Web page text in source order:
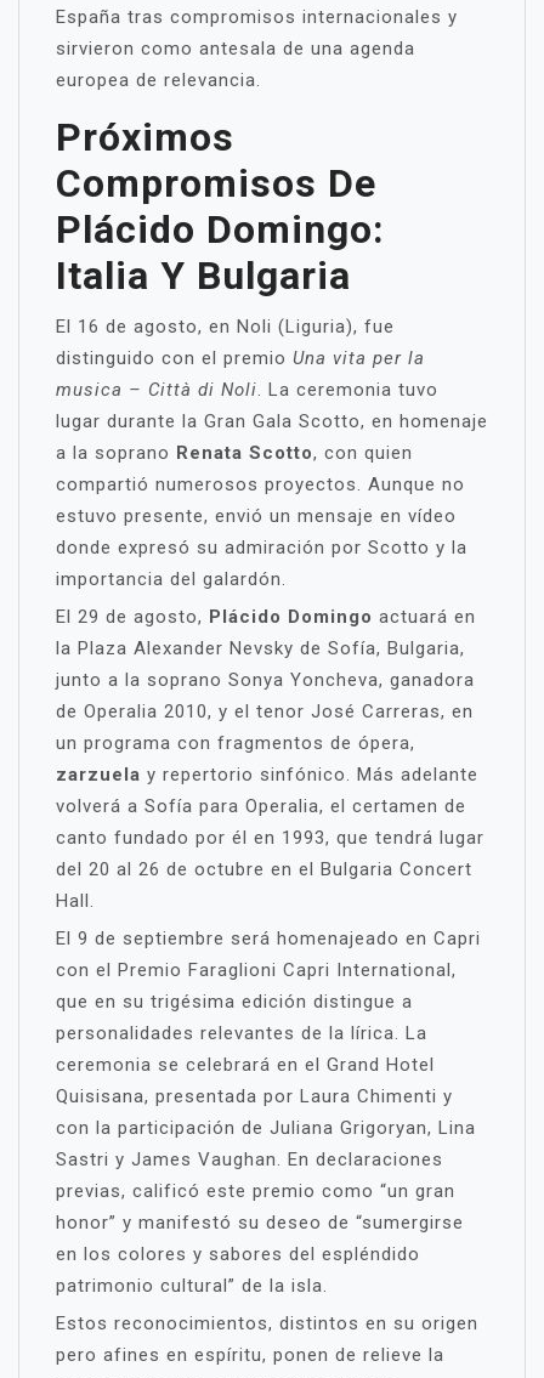
España tras compromisos internacionales y
sirvieron como antesala de una agenda
europea de relevancia.
Próximos
Compromisos De
Plácido Domingo:
Italia Y Bulgaria
El 16 de agosto, en Noli (Liguria), fue
distinguido con el premio Una vita per la
musica – Città di Noli. La ceremonia tuvo
lugar durante la Gran Gala Scotto, en homenaje
a la soprano Renata Scotto, con quien
compartió numerosos proyectos. Aunque no
estuvo presente, envió un mensaje en vídeo
donde expresó su admiración por Scotto y la
importancia del galardón.
El 29 de agosto, Plácido Domingo actuará en
la Plaza Alexander Nevsky de Sofía, Bulgaria,
junto a la soprano Sonya Yoncheva, ganadora
de Operalia 2010, y el tenor José Carreras, en
un programa con fragmentos de ópera,
zarzuela y repertorio sinfónico. Más adelante
volverá a Sofía para Operalia, el certamen de
canto fundado por él en 1993, que tendrá lugar
del 20 al 26 de octubre en el Bulgaria Concert
Hall.
El 9 de septiembre será homenajeado en Capri
con el Premio Faraglioni Capri International,
que en su trigésima edición distingue a
personalidades relevantes de la lírica. La
ceremonia se celebrará en el Grand Hotel
Quisisana, presentada por Laura Chimenti y
con la participación de Juliana Grigoryan, Lina
Sastri y James Vaughan. En declaraciones
previas, calificó este premio como “un gran
honor” y manifestó su deseo de “sumergirse
en los colores y sabores del espléndido
patrimonio cultural” de la isla.
Estos reconocimientos, distintos en su origen
pero afines en espíritu, ponen de relieve la